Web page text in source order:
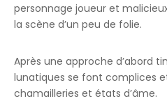
personnage joueur et
la scène d’un peu de folie.
Après une approche d’abord
lunatiques se font complices
chamailleries et états d’âme.